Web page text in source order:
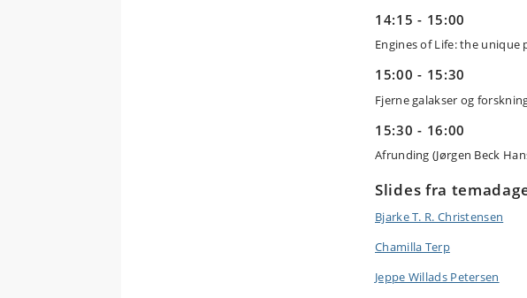
14:15 - 15:00
Engines of Life: the unique
15:00 - 15:30
Fjerne galakser og
15:30 - 16:00
Afrunding (Jørgen Beck
Slides fra
Bjarke T. R. Christensen
Chamilla Terp
Jeppe Willads Petersen